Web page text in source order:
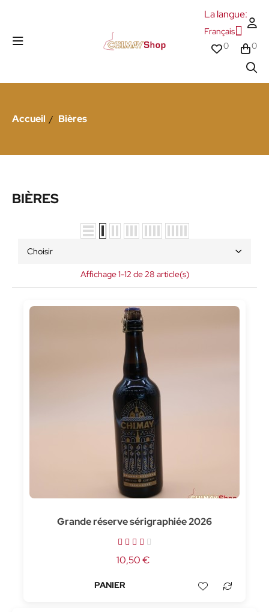
La langue:
Français
0
0
Accueil Bières
BIÈRES
Choisir
Affichage 1-12 de 28 article(s)
Grande réserve sérigraphiée 2026
10,50 €